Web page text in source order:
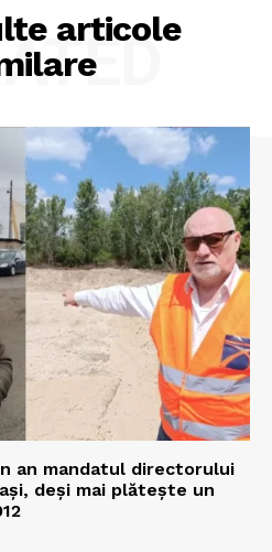
articole
an mandatul directorului
deși mai plătește un